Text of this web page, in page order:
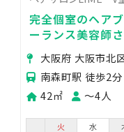
完全個室のヘア
ーランス美容師
シャンプー台あり
大阪府 大阪市北
南森町駅 徒歩2分
42㎡
〜4人
火
水